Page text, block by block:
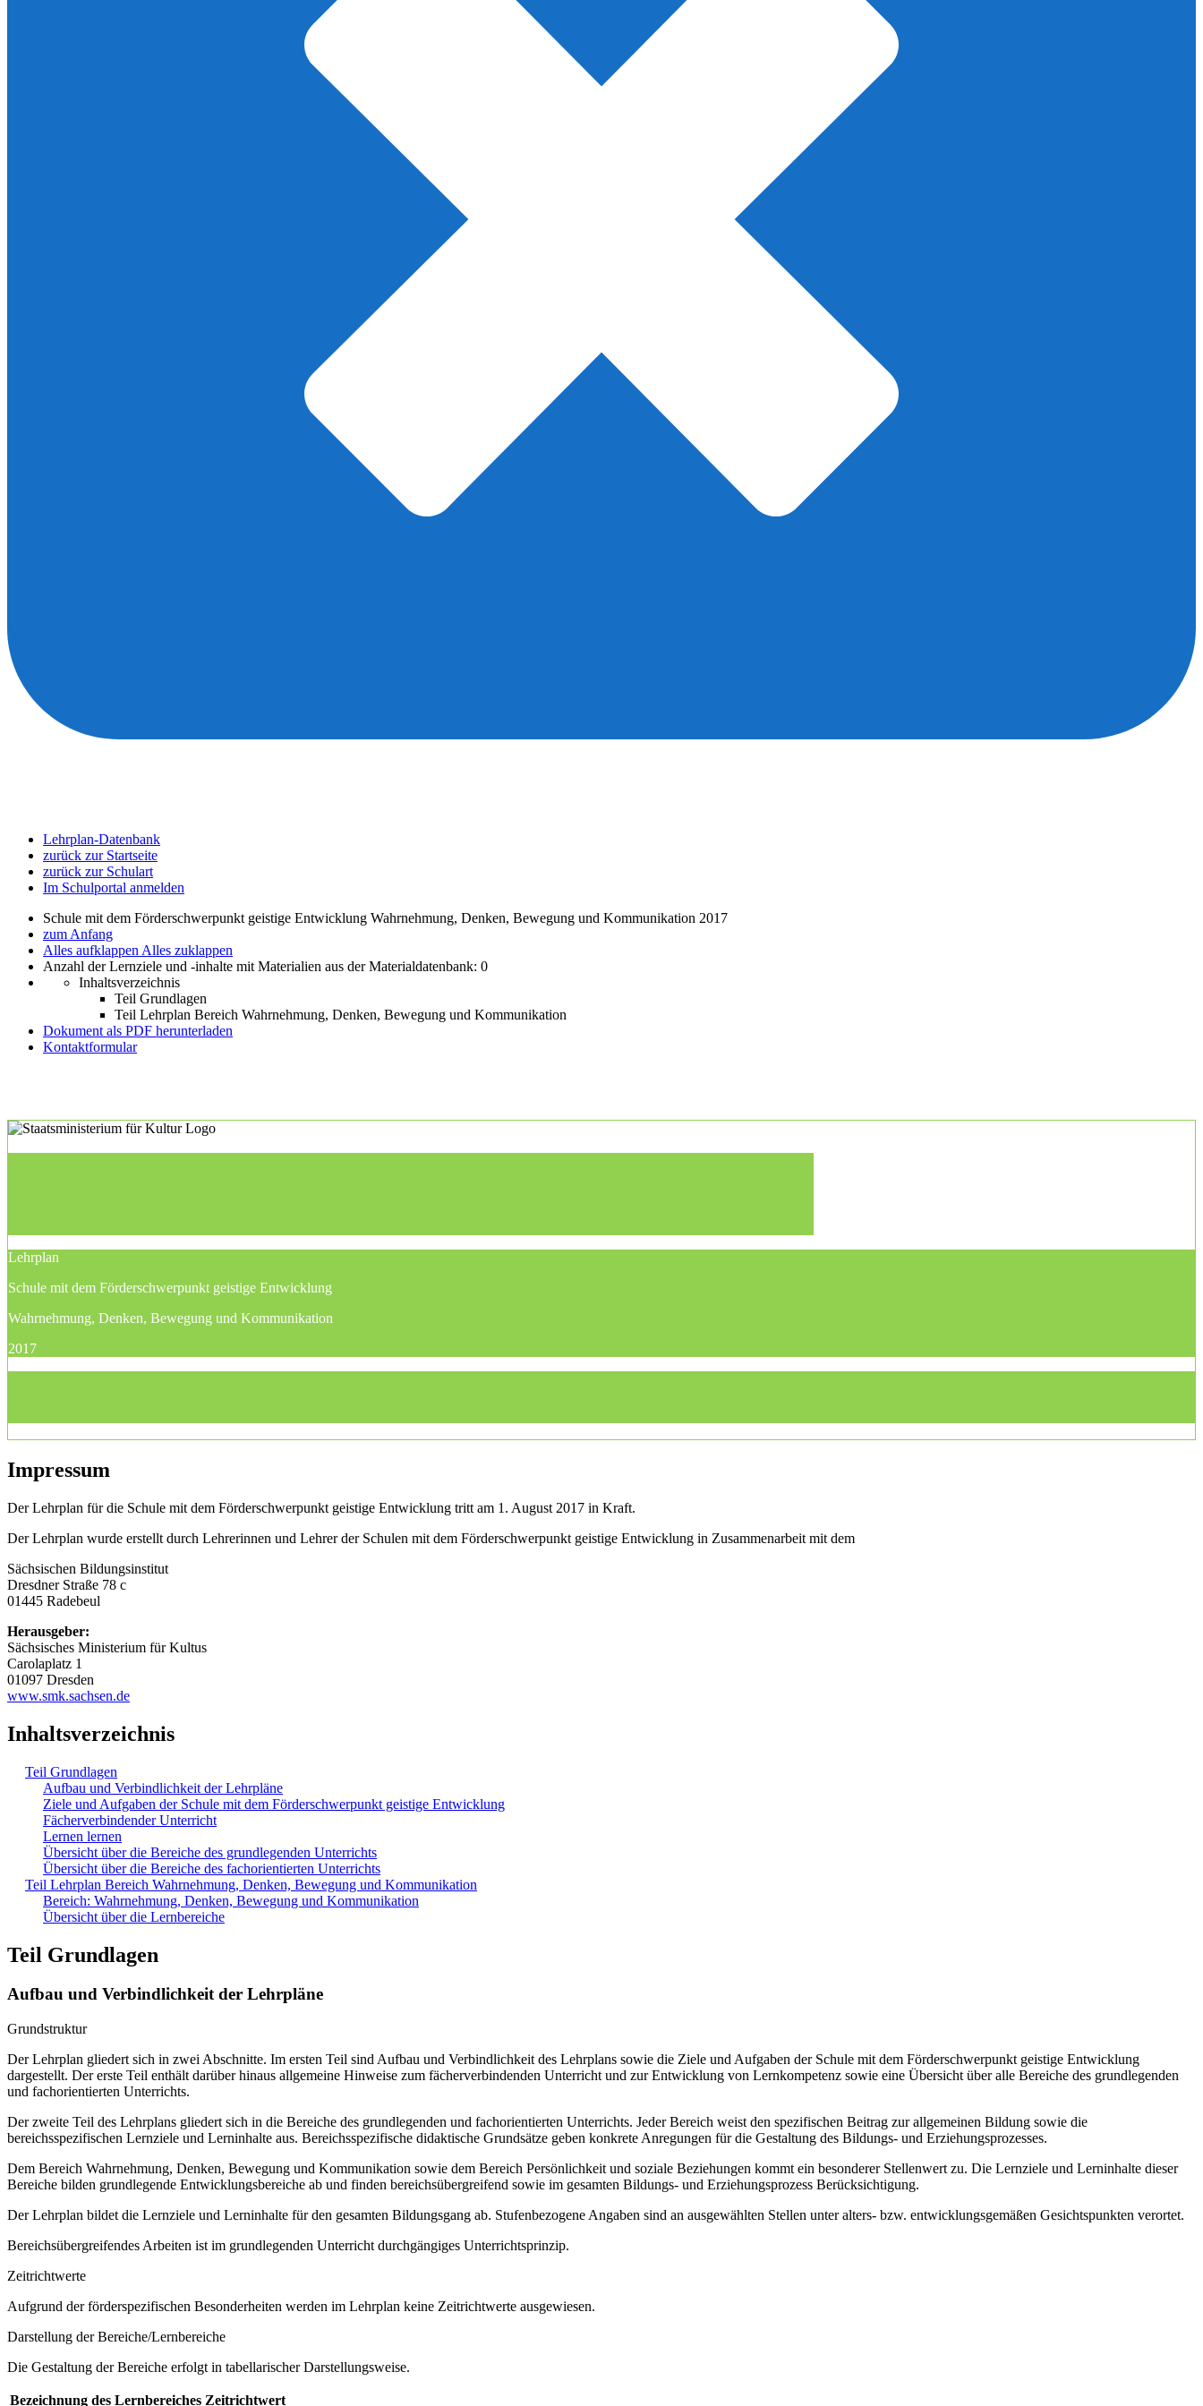
Lehrplan-Datenbank
zurück zur Startseite
zurück zur Schulart
Im Schulportal anmelden
Schule mit dem Förderschwerpunkt geistige Entwicklung Wahrnehmung, Denken, Bewegung und Kommunikation 2017
zum Anfang
Alles aufklappen Alles zuklappen
Anzahl der Lernziele und -inhalte mit Materialien aus der Materialdatenbank: 0
Inhaltsverzeichnis
Teil Grundlagen
Teil Lehrplan Bereich Wahrnehmung, Denken, Bewegung und Kommunikation
Dokument als PDF herunterladen
Kontaktformular
Lehrplan
Schule mit dem Förderschwerpunkt geistige Entwicklung
Wahrnehmung, Denken, Bewegung und Kommunikation
2017
Impressum
Der Lehrplan für die Schule mit dem Förderschwerpunkt geistige Entwicklung tritt am 1. August 2017 in Kraft.
Der Lehrplan wurde erstellt durch Lehrerinnen und Lehrer der Schulen mit dem Förderschwerpunkt geistige Entwicklung in Zusammenarbeit mit dem
Sächsischen Bildungsinstitut
Dresdner Straße 78 c
01445 Radebeul
Herausgeber:
Sächsisches Ministerium für Kultus
Carolaplatz 1
01097 Dresden
www.smk.sachsen.de
Inhaltsverzeichnis
Teil Grundlagen
Aufbau und Verbindlichkeit der Lehrpläne
Ziele und Aufgaben der Schule mit dem Förderschwerpunkt geistige Entwicklung
Fächerverbindender Unterricht
Lernen lernen
Übersicht über die Bereiche des grundlegenden Unterrichts
Übersicht über die Bereiche des fachorientierten Unterrichts
Teil Lehrplan Bereich Wahrnehmung, Denken, Bewegung und Kommunikation
Bereich: Wahrnehmung, Denken, Bewegung und Kommunikation
Übersicht über die Lernbereiche
Teil Grundlagen
Aufbau und Verbindlichkeit der Lehrpläne
Grundstruktur
Der Lehrplan gliedert sich in zwei Abschnitte. Im ersten Teil sind Aufbau und Verbindlichkeit des Lehrplans sowie die Ziele und Aufgaben der Schule mit dem Förderschwerpunkt geistige Entwicklung
dargestellt. Der erste Teil enthält darüber hinaus allgemeine Hinweise zum fächerverbindenden Unterricht und zur Entwicklung von Lernkompetenz sowie eine Übersicht über alle Bereiche des grundlegenden
und fachorientierten Unterrichts.
Der zweite Teil des Lehrplans gliedert sich in die Bereiche des grundlegenden und fachorientierten Unterrichts. Jeder Bereich weist den spezifischen Beitrag zur allgemeinen Bildung sowie die
bereichsspezifischen Lernziele und Lerninhalte aus. Bereichsspezifische didaktische Grundsätze geben konkrete Anregungen für die Gestaltung des Bildungs- und Erziehungsprozesses.
Dem Bereich Wahrnehmung, Denken, Bewegung und Kommunikation sowie dem Bereich Persönlichkeit und soziale Beziehungen kommt ein besonderer Stellenwert zu. Die Lernziele und Lerninhalte dieser
Bereiche bilden grundlegende Entwicklungsbereiche ab und finden bereichsübergreifend sowie im gesamten Bildungs- und Erziehungsprozess Berücksichtigung.
Der Lehrplan bildet die Lernziele und Lerninhalte für den gesamten Bildungsgang ab. Stufenbezogene Angaben sind an ausgewählten Stellen unter alters- bzw. entwicklungsgemäßen Gesichtspunkten verortet.
Bereichsübergreifendes Arbeiten ist im grundlegenden Unterricht durchgängiges Unterrichtsprinzip.
Zeitrichtwerte
Aufgrund der förderspezifischen Besonderheiten werden im Lehrplan keine Zeitrichtwerte ausgewiesen.
Darstellung der Bereiche/Lernbereiche
Die Gestaltung der Bereiche erfolgt in tabellarischer Darstellungsweise.
Bezeichnung des Lernbereiches Zeitrichtwert